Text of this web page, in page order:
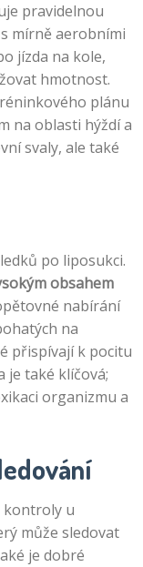
pravidelnou
mírně aerobními
jízda na kole,
hmotnost.
plánu
na oblasti hýždí a
svaly, ale také
po liposukci.
obsahem
nabírání
na
přispívají k pocitu
je také klíčová;
organizmu a
kontroly u
může sledovat
je dobré